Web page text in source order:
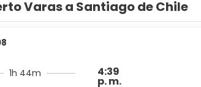
Varas a Santiago de Chile
1h 44m 4:39
p. m.